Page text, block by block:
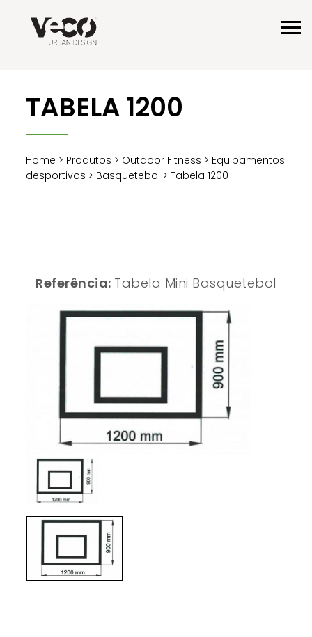
TABELA 1200
Home > Produtos > Outdoor Fitness > Equipamentos
desportivos > Basquetebol > Tabela 1200
Referência: Tabela Mini Basquetebol